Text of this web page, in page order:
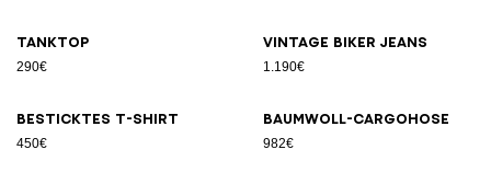
Tanktop
290€
Vintage Biker Jeans
1.190€
Besticktes T-Shirt
450€
Baumwoll-Cargohose
982€